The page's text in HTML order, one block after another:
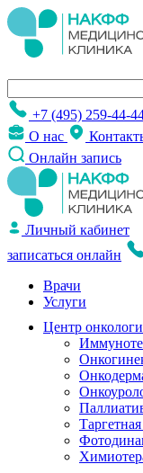
+7 (495) 259-44-
О нас
Онлайн запись
Личный кабинет
записаться онлайн
Врачи
Услуги
Центр